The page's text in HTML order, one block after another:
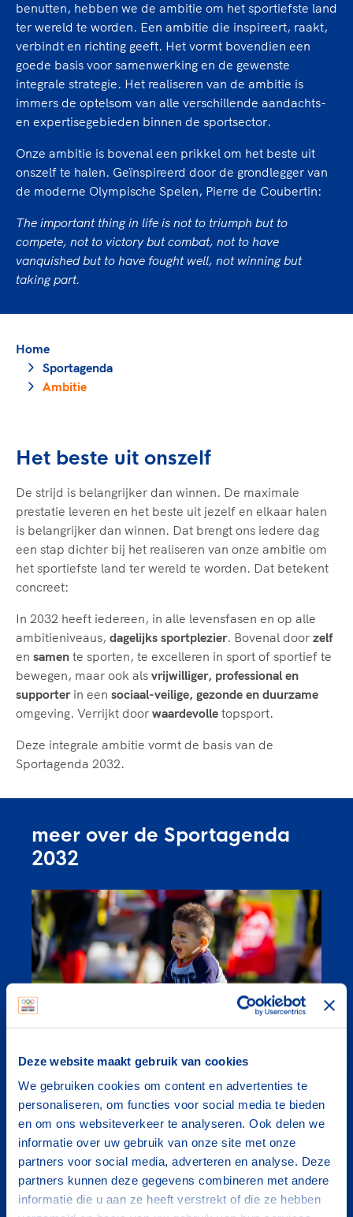
Deze website maakt gebruik van cookies
We gebruiken cookies om content en advertenties te
personaliseren, om functies voor social media te bieden
en om ons websiteverkeer te analyseren. Ook delen we
informatie over uw gebruik van onze site met onze
partners voor social media, adverteren en analyse. Deze
partners kunnen deze gegevens combineren met andere
informatie die u aan ze heeft verstrekt of die ze hebben
Sportonderzoek
Sportakkoord II
Game Changer
TeamNL kids
Olympische geschiedenis
Columns
Sport gaat niet vanzelf
Sport verenigt. Op sportclubs, pleintjes, tijdens
een rondje fietsen, door samen te skaten of naar
de sportschool te gaan. Door samen te juichen
genieten van de karatewedstrijd van je dochter,
de halve marathon van je moeder of de
hockeywedstrijd van je buurjongen.
Lees verder
Veilige en integere sport
Diversiteit en inclusie
Gezonde sportomgeving
Duurzaamheid
Bekwaam sportkader
Vitale clubs en bestuurlijk kader
Sportmatch
Handboek Wet- en Regelgeving
Opleidingen en trainingen
Clubondersteuning
Beroepskrachten
sportomgeving
Voor welk gedrag staat de club? Wat mag wel
langs de lijn, in de kleedkamer, kantine en online?
En wat mag vooral niet? Een gedragscode geeft
hier richting aan en is dus een belangrijk
onderdeel van het clubbeleid rondom gewenst en
ongewenst gedrag.
Lees verder
TeamNL Academie Kalender
Kennisaanbod TeamNL Experts
TeamNL Sport Science Centre
Paralympische Spelen LA28
Europese Spelen Istanbul 2027
Topsportbeleid
Topsportfinanciering
Maatschappelijke waarde topsport
Top teamsportcompetities
De TeamNL Academie
bestuurders, (technisch) directeuren, managers en
Lees verder
benutten, hebben we de ambitie om het sportiefste land
ter wereld te worden. Een ambitie die inspireert, raakt,
verbindt en richting geeft. Het vormt bovendien een
goede basis voor samenwerking en de gewenste
integrale strategie. Het realiseren van de ambitie is
immers de optelsom van alle verschillende aandachts-
en expertisegebieden binnen de sportsector.
Onze ambitie is bovenal een prikkel om het beste uit
onszelf te halen. Geïnspireerd door de grondlegger van
de moderne Olympische Spelen, Pierre de Coubertin:
The important thing in life is not to triumph but to
compete, not to victory but combat, not to have
vanquished but to have fought well, not winning but
taking part.
Home
Sportagenda
Ambitie
Het beste uit onszelf
De strijd is belangrijker dan winnen. De maximale
prestatie leveren en het beste uit jezelf en elkaar halen
is belangrijker dan winnen. Dat brengt ons iedere dag
een stap dichter bij het realiseren van onze ambitie om
het sportiefste land ter wereld te worden. Dat betekent
concreet:
In 2032 heeft iedereen, in alle levensfasen en op alle
ambitieniveaus, dagelijks sportplezier. Bovenal door zelf
en samen te sporten, te excelleren in sport of sportief te
bewegen, maar ook als vrijwilliger, professional en
supporterin een sociaal-veilige, gezonde en duurzame
omgeving. Verrijkt door waardevolle topsport.
Deze integrale ambitie vormt de basis van de
Sportagenda 2032.
meer over de Sportagenda
2032
onze streefdoelen
Sportplezier, waardevolle topsportprestaties,
sociaal veilige, gezonde en duurzame
sportomgeving